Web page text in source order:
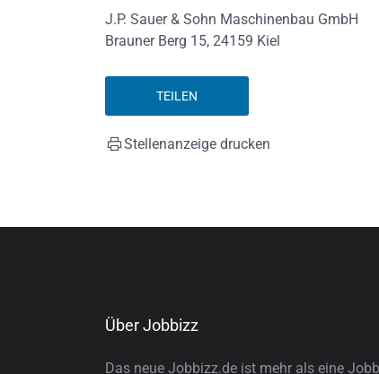
J.P. Sauer & Sohn Maschinenbau GmbH
Brauner Berg 15, 24159 Kiel
TEILEN
Stellenanzeige drucken
Über Jobbizz
Das neue Jobbizz.de ist mehr als eine